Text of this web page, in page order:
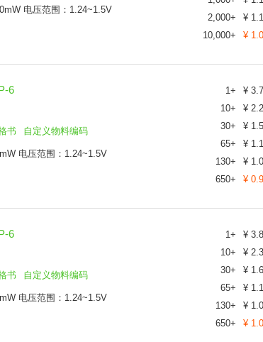
电压范围：1.24~1.5V
2,000+ ¥
10,000+ ¥
6
书 自定义物料编码
电压范围：1.24~1.5V
1+ ¥
10+ ¥
30+ ¥
65+ ¥
130+ ¥
650+ ¥
6
书 自定义物料编码
电压范围：1.24~1.5V
1+ ¥
10+ ¥ 2.3
30+ ¥
65+ ¥
130+ ¥
650+ ¥